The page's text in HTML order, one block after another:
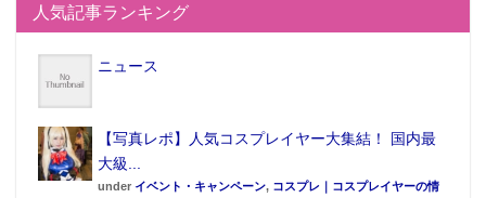
人気記事ランキング
ニュース
【写真レポ】人気コスプレイヤー大集結！ 国内最
大級...
under イベント・キャンペーン, コスプレ｜コスプレイヤーの情